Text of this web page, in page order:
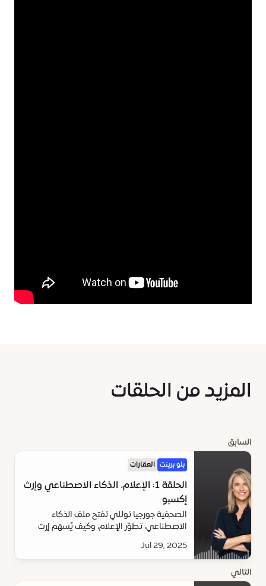
المزيد من الحلقات
السابق
بلو برينت العقارات
الحلقة 1: الإعلام، الذكاء الاصطناعي وإرث
إكسبو
الصحفية جورجيا توللي تفتح ملف الذكاء
الاصطناعي، تطوّر الإعلام، وكيف يُسهم إرث
Jul 29, 2025
التالي